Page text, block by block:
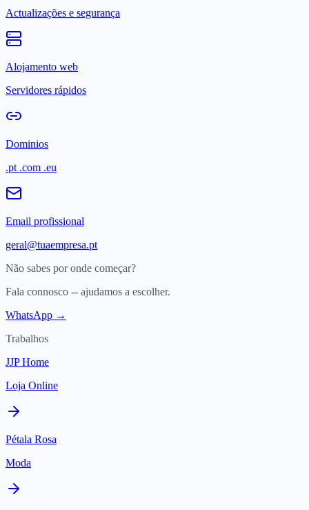
Actualizações e segurança
Alojamento web
Servidores rápidos
Dominios
.pt .com .eu
Email profissional
geral@tuaempresa.pt
Não sabes por onde começar?
Fala connosco -- ajudamos a escolher.
WhatsApp →
Trabalhos
JJP Home
Loja Online
Pétala Rosa
Moda